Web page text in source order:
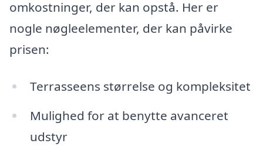
omkostninger, der kan opstå. Her er
nogle nøgleelementer, der kan påvirke
prisen:
Terrasseens størrelse og kompleksitet
Mulighed for at benytte avanceret
udstyr